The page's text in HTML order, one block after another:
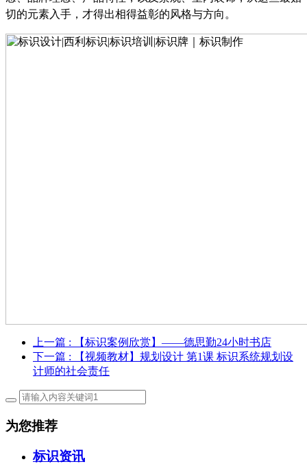
切的元素入手，才得出相得益彰的风格与方向。
上一篇 : 【标识案例欣赏】——德思勤24小时书店
下一篇 : 【视频教材】规划设计 第1课 标识系统规划设
计师的社会责任
为您推荐
标识资讯